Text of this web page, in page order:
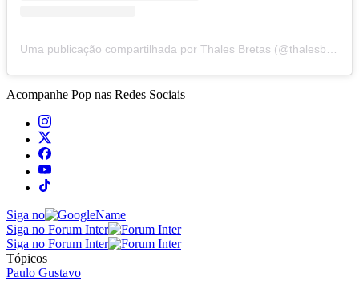
Uma publicação compartilhada por Thales Bretas (@thalesbretas)
Acompanhe Pop nas Redes Sociais
Siga no
Siga no Forum Inter
Siga no Forum Inter
Tópicos
Paulo Gustavo